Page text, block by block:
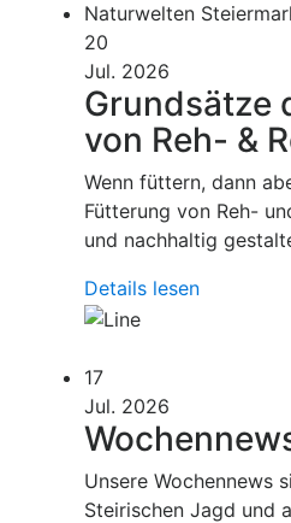
Naturwelten
20
Jul. 2026
Grundsätze
von Reh- &
Wenn füttern, dann
Fütterung von Reh-
und nachhaltig
Details lesen
17
Jul. 2026
Unsere Wochennews
Steirischen Jagd und